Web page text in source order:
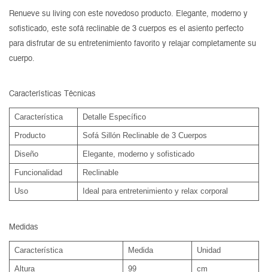
Renueve su living con este novedoso producto. Elegante, moderno y
sofisticado, este sofá reclinable de 3 cuerpos es el asiento perfecto
para disfrutar de su entretenimiento favorito y relajar completamente su
cuerpo.
Características Técnicas
Característica Detalle Específico
Producto Sofá Sillón Reclinable de 3 Cuerpos
Diseño Elegante, moderno y sofisticado
Funcionalidad Reclinable
Uso Ideal para entretenimiento y relax corporal
Medidas
Característica Medida Unidad
Altura 99 cm